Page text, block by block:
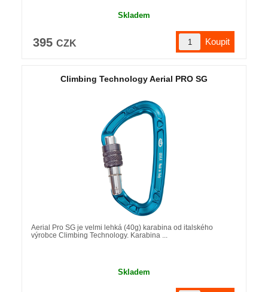
Skladem
395 CZK
Climbing Technology Aerial PRO SG
Aerial Pro SG je velmi lehká (40g) karabina od italského
výrobce Climbing Technology. Karabina ...
Skladem